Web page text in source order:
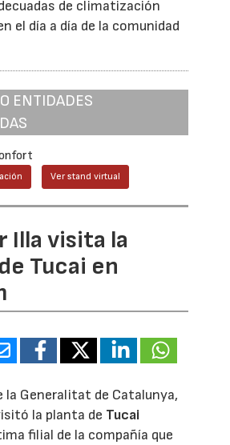
de climatización
el día a día de la comunidad
ENTIDADES
Ver stand virtual
Illa visita la
Tucai en
la Generalitat de Catalunya,
la planta de Tucai
filial de la compañía que